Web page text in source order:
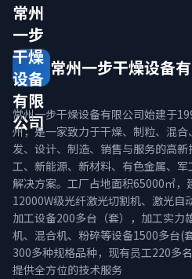
常州
一步
干燥
设备
有限
公司
常州一步干燥设备
常州一步干燥设备有限公司始建于
州，是一家致力于干燥、制粒、混
发、设计、制造、销售与服务的高
工、新能源、新材料、有色金属、
解决方案。工厂占地面积65000㎡，
12000W级光纤激光切割机、激光自
加工设备200多台（套），加工实力
机、混合机、粉碎等设备1500多台(
300多种规格品种，现有员工220多
提供全方位的技术服务